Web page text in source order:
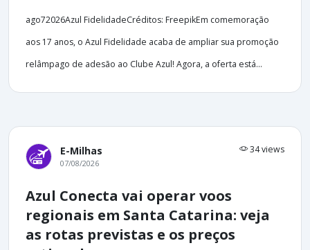
ago72026Azul FidelidadeCréditos: FreepikEm comemoração
aos 17 anos, o Azul Fidelidade acaba de ampliar sua promoção
relâmpago de adesão ao Clube Azul! Agora, a oferta está...
E-Milhas 34 views
07/08/2026
Azul Conecta vai operar voos
regionais em Santa Catarina: veja
as rotas previstas e os preços